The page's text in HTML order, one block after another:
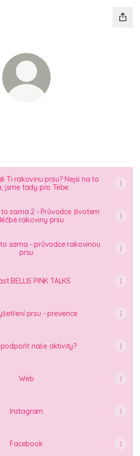
Ti rakovinu prsu? Nejsi na to
jsme tady pro Tebe.
sama 2 - Průvodce životem
rakoviny prsu
sama - průvodce rakovinou
prsu
BELLIS PINK TALKS
prsu - prevence
podpořit naše aktivity?
Web
Instagram
Facebook